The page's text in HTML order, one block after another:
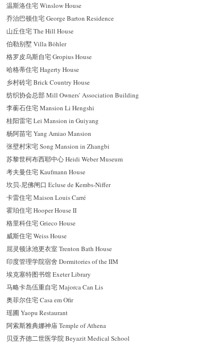
温斯洛住宅 Winslow House
乔治巴顿住宅 George Barton Residence
山丘住宅 The Hill House
伯勒别墅 Villa Böhler
格罗皮乌斯自宅 Gropius House
哈格蒂住宅 Hagerty House
乡村砖宅 Brick Country House
纺织协会总部 Mill Owners’ Association Building
李蘅石住宅 Mansion Li Hengshi
桂阳雷宅 Lei Mansion in Guiyang
杨阿苗宅 Yang Amiao Mansion
张壁村宋宅 Song Mansion in Zhangbi
苏黎世柯布西耶中心 Heidi Weber Museum
考夫曼住宅 Kaufmann House
坎贝-尼佛闸口 Ecluse de Kembs-Niffer
卡雷住宅 Maison Louis Carré
霍珀住宅 Hooper House II
格里科住宅 Grieco House
威斯住宅 Weiss House
屈灵顿泳池更衣室 Trenton Bath House
印度管理学院宿舍 Dormitories of the IIM
埃克塞特图书馆 Exeter Library
马略卡岛伍重自宅 Majorca Can Lis
奥菲尔住宅 Casa em Ofir
瑶圃 Yaopu Restaurant
阿索斯雅典娜神庙 Temple of Athena
贝亚齐德二世医学院 Beyazit Medical School